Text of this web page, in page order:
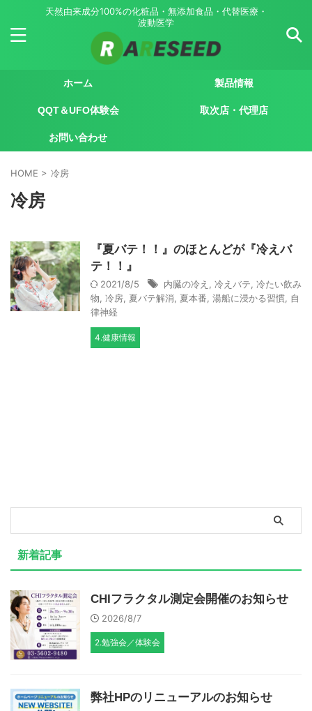
天然由来成分100%の化粧品・無添加食品・代替医療・
波動医学
ホーム 製品情報
QQT＆UFO体験会 取次店・代理店
お問い合わせ
HOME > 冷房
冷房
『夏バテ！！』のほとんどが『冷えバ
テ！！』
2021/8/5 内臓の冷え 冷えバテ 冷たい飲み
物 冷房 夏バテ解消 夏本番 湯船に浸かる習慣 自
律神経
4.健康情報
新着記事
CHIフラクタル測定会開催のお知らせ
2026/8/7
2.勉強会／体験会
弊社HPのリニューアルのお知らせ